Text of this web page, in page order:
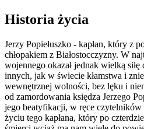
Historia życia
Jerzy Popiełuszko - kapłan, który z
chłopakiem z Białostocczyzny. W
wojennego okazał jednak wielką
innych, jak w świecie kłamstwa i
wewnętrznej wolności, bez lęku i
od zamordowania księdza Jerzego
jego beatyfikacji, w ręce
życiu tego kapłana, który po